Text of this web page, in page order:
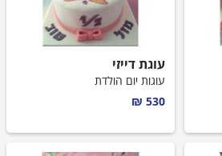
עוגת דייזי
עוגות יום הולדת
530 ₪